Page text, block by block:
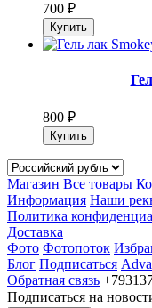
700 ₽
800 ₽
Магазин Все товары
Информация Наши
Политика
Доставка
Фото Фотопоток
Блог Подписаться
Обратная связь
Подписаться на